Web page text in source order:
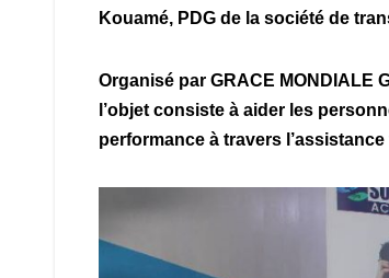
Kouamé, PDG de la société de
Organisé par GRACE MONDIALE
l’objet consiste à aider les
performance à travers